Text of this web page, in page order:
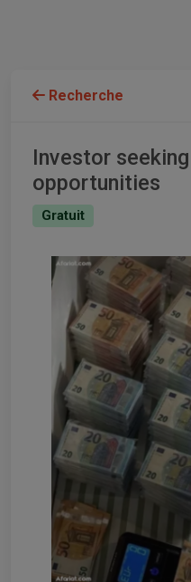
Recherche
Investor
opportunities
Gratuit